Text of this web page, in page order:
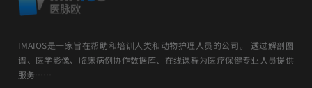
IMAIOS是一家旨在帮助和培训人类和动物护理人员的公司。 透过解剖图
谱、医学影像、临床病例协作数据库、在线课程为医疗保健专业人员提供
服务……